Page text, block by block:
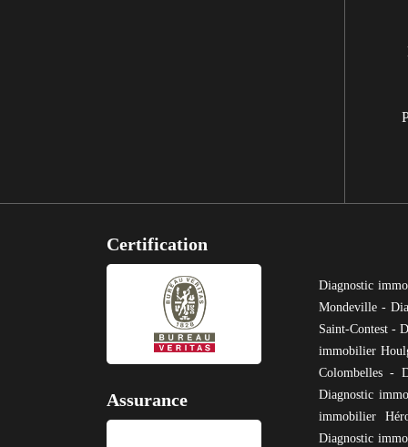
Certification
Assurance
Diagnostic
Mondeville -
Saint-Contest -
immobilier
Colombelles -
Diagnostic
immobilier
Diagnostic